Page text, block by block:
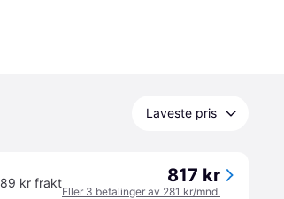
Laveste pris
89 kr frakt 817 kr
Eller 3 betalinger av 281 kr/mnd.